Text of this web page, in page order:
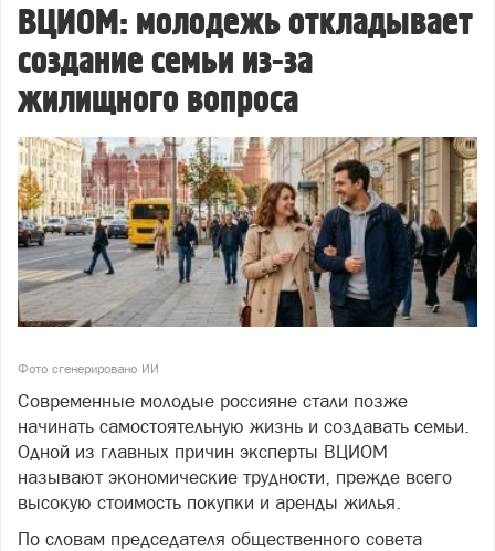
ВЦИОМ: молодежь откладывает
создание семьи из-за
жилищного вопроса
Фото сгенерировано ИИ
Современные молодые россияне стали позже
начинать самостоятельную жизнь и создавать семьи.
Одной из главных причин эксперты ВЦИОМ
называют экономические трудности, прежде всего
высокую стоимость покупки и аренды жилья.
По словам председателя общественного совета